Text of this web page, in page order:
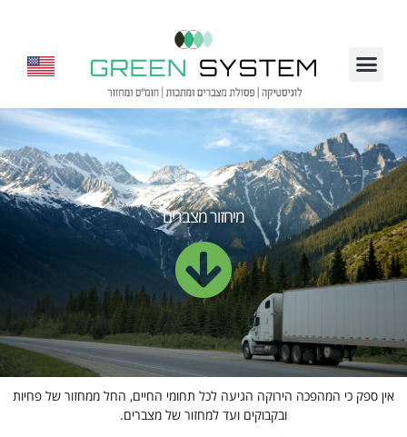
מיחזור מצברים
אין ספק כי המהפכה הירוקה הגיעה לכל תחומי החיים, החל ממחזור של פחיות
ובקבוקים ועד למחזור של מצברים.